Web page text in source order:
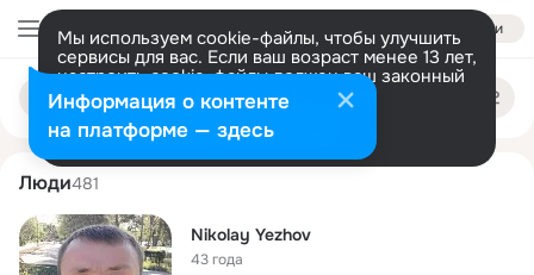
Войти
Мы используем cookie-файлы, чтобы улучшить
сервисы для вас. Если ваш возраст менее 13 лет,
настроить cookie-файлы должен ваш законный
представитель. Больше информации
Разрешить все Настроить
Поиск
людям
nikolay ezhov
Люди481
Nikolay Yezhov
43 года
Информация о контенте
на платформе — здесь